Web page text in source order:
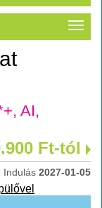
AI,
Ft-tól
Indulás 2027-01-05